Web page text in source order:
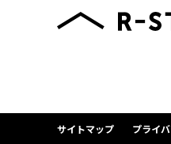
サイトマップ プライ